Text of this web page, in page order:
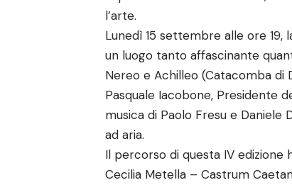
l’arte.
Lunedì 15 settembre alle ore
un luogo tanto affascinante
Nereo e Achilleo (Catacomba di
Pasquale Iacobone, Presidente
musica di Paolo Fresu e Daniele
ad aria.
Il percorso di questa IV edizione
Cecilia Metella – Castrum